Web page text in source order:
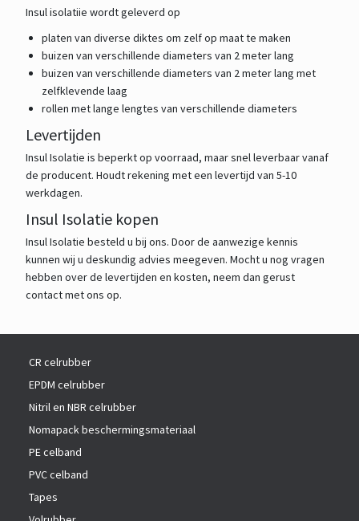
Insul isolatiie wordt geleverd op
platen van diverse diktes om zelf op maat te maken
buizen van verschillende diameters van 2 meter lang
buizen van verschillende diameters van 2 meter lang met
zelfklevende laag
rollen met lange lengtes van verschillende diameters
Levertijden
Insul Isolatie is beperkt op voorraad, maar snel leverbaar vanaf
de producent. Houdt rekening met een levertijd van 5-10
werkdagen.
Insul Isolatie kopen
Insul Isolatie besteld u bij ons. Door de aanwezige kennis
kunnen wij u deskundig advies meegeven. Mocht u nog vragen
hebben over de levertijden en kosten, neem dan gerust
contact met ons op.
CR celrubber
EPDM celrubber
Nitril en NBR celrubber
Nomapack beschermingsmateriaal
PE celband
PVC celband
Tapes